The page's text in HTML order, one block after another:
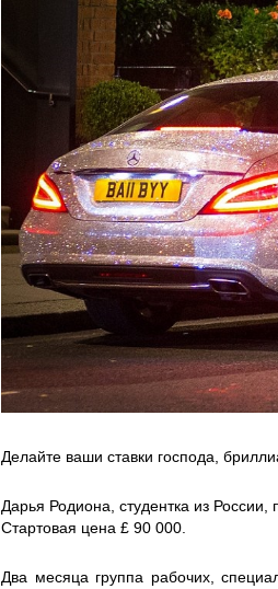
Делайте ваши ставки господа,
Дарья Родиона, студентка из
Стартовая цена £ 90 000.
Два месяца группа рабочих,